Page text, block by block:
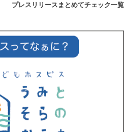
プレスリリースまとめてチェック一覧